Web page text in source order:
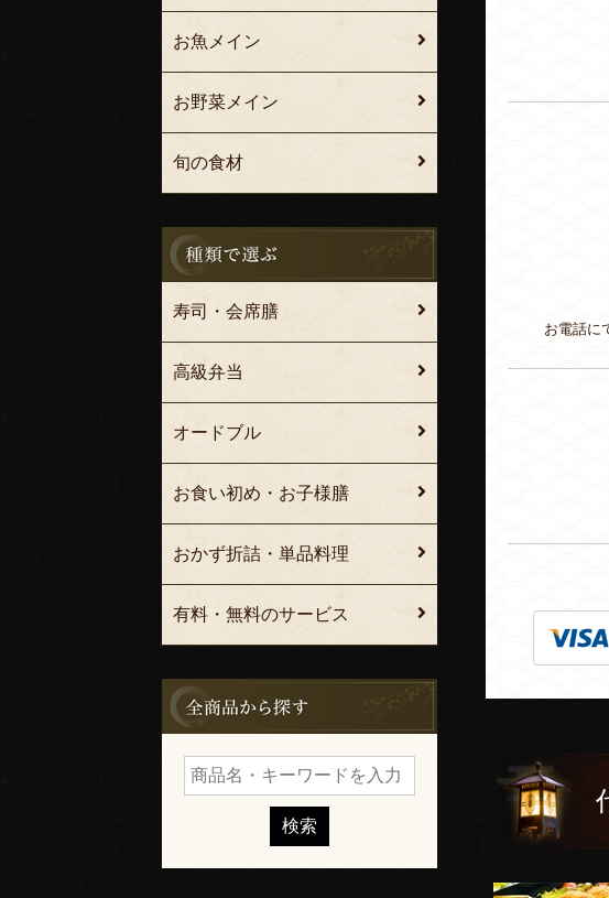
お電話に
お魚メイン
お野菜メイン
旬の食材
寿司・会席膳
高級弁当
オードブル
お食い初め・お子様膳
おかず折詰・単品料理
有料・無料のサービス